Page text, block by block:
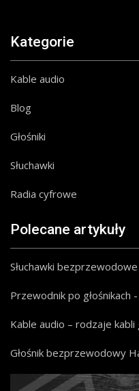
Kategorie
Kable audio
Blog
Głośniki
Słuchawki
Radia cyfrowe
Polecane artykuły
Słuchawki
Przewodnik po głośnikach
Kable audio – rodzaje kabli
Głośnik bezprzewodowy